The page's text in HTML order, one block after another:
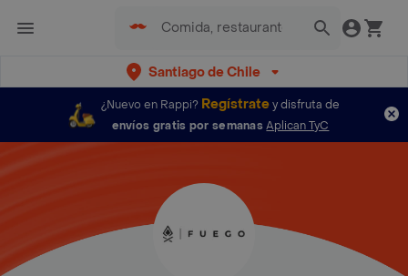
Santiago de Chile
¿Nuevo en Rappi? Regístratey disfruta de
envíos gratis por semanas Aplican TyC